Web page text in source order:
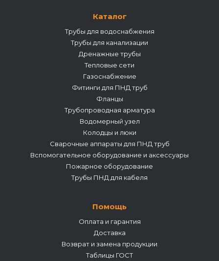
Каталог
Трубы для водоснабжения
Трубы для канализации
Дренажные трубы
Тепловые сети
Газоснабжение
Фитинги для ПНД труб
Фланцы
Трубопроводная арматура
Водомерный узел
Колодцы и люки
Сварочные аппараты для ПНД труб
Вспомогательное оборудование и аксессуары
Пожарное оборудование
Трубы ПНД для кабеля
Помощь
Оплата и гарантия
Доставка
Возврат и замена продукции
Таблицы ГОСТ